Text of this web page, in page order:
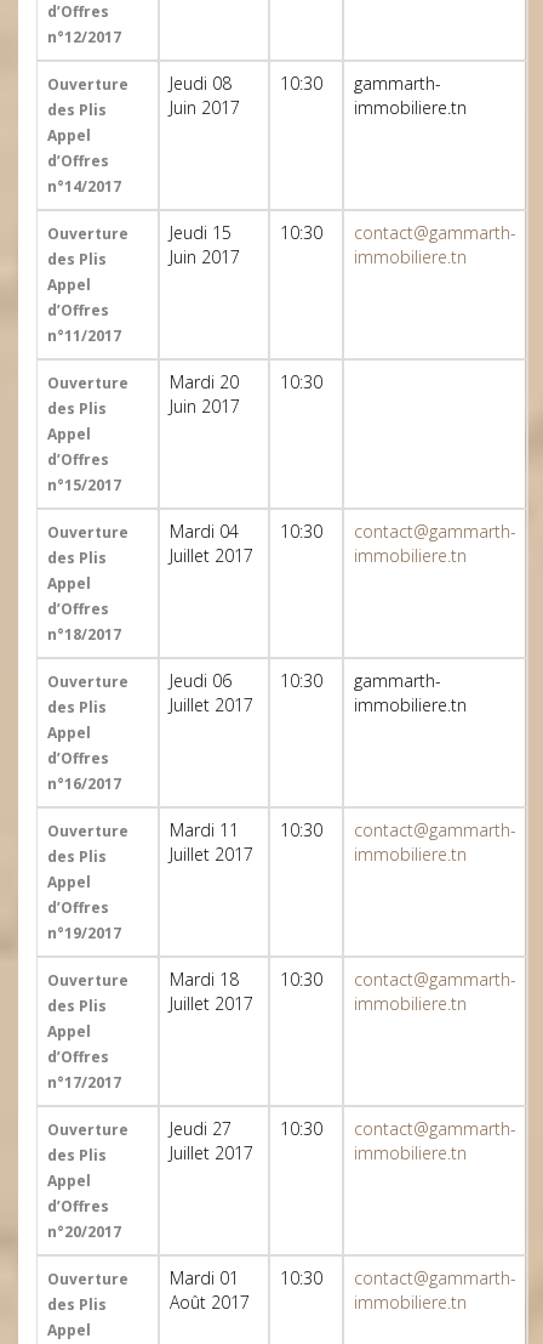
d’Offres
n°12/2017
Ouverture
des Plis
Appel
d’Offres
n°14/2017
Jeudi 08
Juin 2017
10:30
gammarth-
immobiliere.tn
Ouverture
des Plis
Appel
d’Offres
n°11/2017
Jeudi 15
Juin 2017
10:30
contact@gammarth-
immobiliere.tn
Ouverture
des Plis
Appel
d’Offres
n°15/2017
Mardi 20
Juin 2017
10:30
Ouverture
des Plis
Appel
d’Offres
n°18/2017
Mardi 04
Juillet 2017
10:30
contact@gammarth-
immobiliere.tn
Ouverture
des Plis
Appel
d’Offres
n°16/2017
Jeudi 06
Juillet 2017
10:30
gammarth-
immobiliere.tn
Ouverture
des Plis
Appel
d’Offres
n°19/2017
Mardi 11
Juillet 2017
10:30
contact@gammarth-
immobiliere.tn
Ouverture
des Plis
Appel
d’Offres
n°17/2017
Mardi 18
Juillet 2017
10:30
contact@gammarth-
immobiliere.tn
Ouverture
des Plis
Appel
d’Offres
n°20/2017
Jeudi 27
Juillet 2017
10:30
contact@gammarth-
immobiliere.tn
Ouverture
des Plis
Appel
Mardi 01
Août 2017
10:30
contact@gammarth-
immobiliere.tn